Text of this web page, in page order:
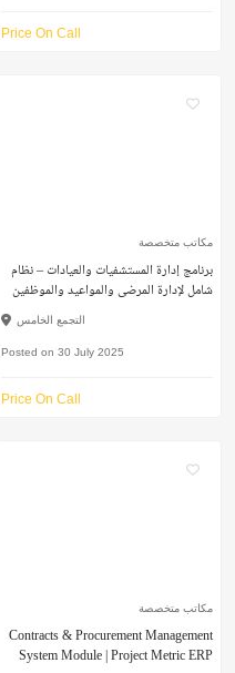
Price On Call
مكاتب متخصصة
برنامج إدارة المستشفيات والعيادات – نظام
شامل لإدارة المرضى والمواعيد والموظفين
التجمع الخامس
Posted on 30 July 2025
Price On Call
مكاتب متخصصة
Contracts & Procurement Management
System Module | Project Metric ERP